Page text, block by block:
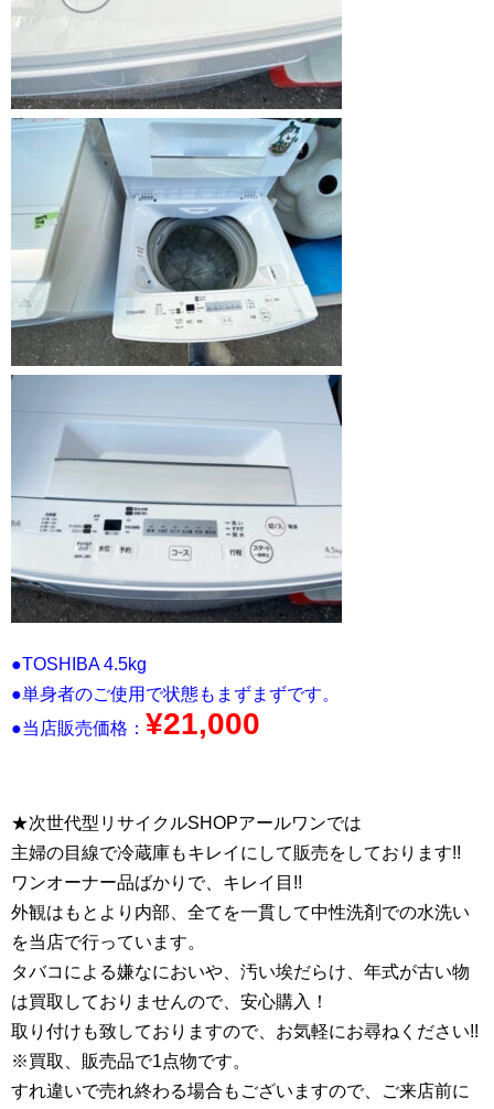
●TOSHIBA 4.5kg
●単身者のご使用で状態もまずまずです。
●当店販売価格： ¥21,000
★次世代型リサイクルSHOPアールワンでは
主婦の目線で冷蔵庫もキレイにして販売をしております!!
ワンオーナー品ばかりで、キレイ目!!
外観はもとより内部、全てを一貫して中性洗剤での水洗い
を当店で行っています。
タバコによる嫌なにおいや、汚い埃だらけ、 年式が古い物
は買取しておりませんので、安心購入！
取り付けも致しておりますので、お気軽にお尋ねください!!
※買取、販売品で1点物です。
すれ違いで売れ終わる場合もございますので、ご来店前に